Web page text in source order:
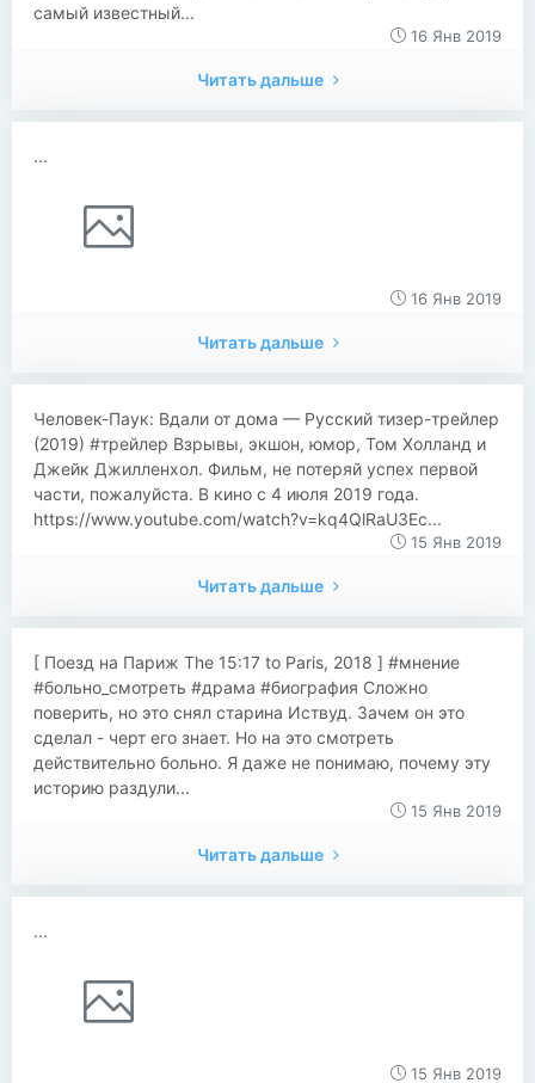
самый известный...
16 Янв 2019
Читать дальше
...
16 Янв 2019
Читать дальше
Человек-Паук: Вдали от дома — Русский тизер-трейлер
(2019) #трейлер Взрывы, экшон, юмор, Том Холланд и
Джейк Джилленхол. Фильм, не потеряй успех первой
части, пожалуйста. В кино с 4 июля 2019 года.
https://www.youtube.com/watch?v=kq4QlRaU3Ec...
15 Янв 2019
Читать дальше
[ Поезд на Париж The 15:17 to Paris, 2018 ] #мнение
#больно_смотреть #драма #биография Сложно
поверить, но это снял старина Иствуд. Зачем он это
сделал - черт его знает. Но на это смотреть
действительно больно. Я даже не понимаю, почему эту
историю раздули...
15 Янв 2019
Читать дальше
...
15 Янв 2019